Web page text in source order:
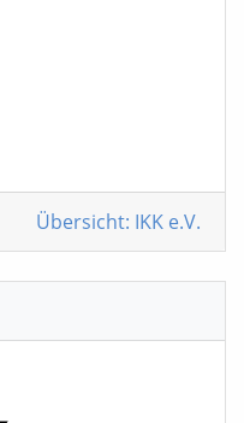
Übersicht: IKK e.V.